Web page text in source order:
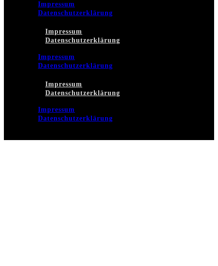
Impressum
Datenschutzerklärung
Impressum
Datenschutzerklärung
Impressum
Datenschutzerklärung
Impressum
Datenschutzerklärung
Impressum
Datenschutzerklärung